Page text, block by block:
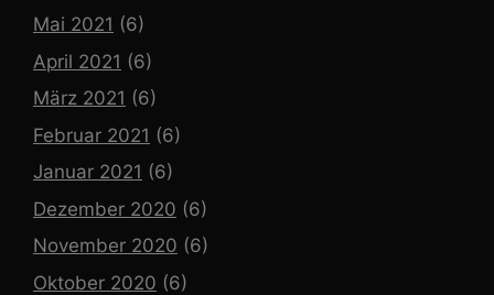
Mai 2021 (6)
April 2021 (6)
März 2021 (6)
Februar 2021 (6)
Januar 2021 (6)
Dezember 2020 (6)
November 2020 (6)
Oktober 2020 (6)